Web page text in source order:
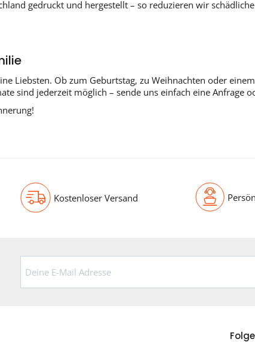
gedruckt und hergestellt – so reduzieren wir
Liebsten. Ob zum Geburtstag, zu Weihnachten oder
sind jederzeit möglich – sende uns einfach eine Anfrage
Kostenloser Versand